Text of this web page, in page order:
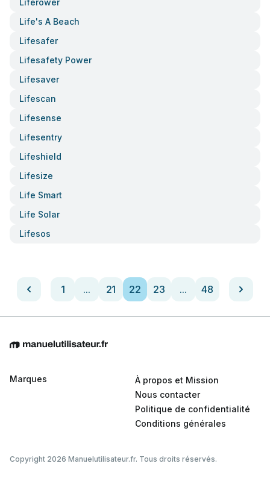
Liferower
Life's A Beach
Lifesafer
Lifesafety Power
Lifesaver
Lifescan
Lifesense
Lifesentry
Lifeshield
Lifesize
Life Smart
Life Solar
Lifesos
1 ... 21 22 23 ... 48
Marques
À propos et Mission
Nous contacter
Politique de confidentialité
Conditions générales
Copyright 2026 Manuelutilisateur.fr. Tous droits réservés.